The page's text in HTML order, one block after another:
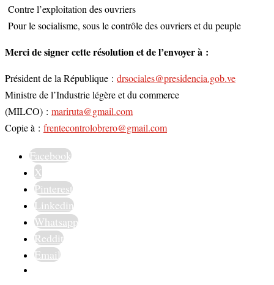
Contre l’exploitation des ouvriers
Pour le socialisme, sous le contrôle des ouvriers et du peuple
Merci de signer cette résolution et de l’envoyer à :
Président de la République : drsociales@presidencia.gob.ve
Ministre de l’Industrie légère et du commerce
(MILCO) : mariruta@gmail.com
Copie à : frentecontrolobrero@gmail.com
Facebook
X
Pinterest
Linkedin
Whatsapp
Reddit
Email